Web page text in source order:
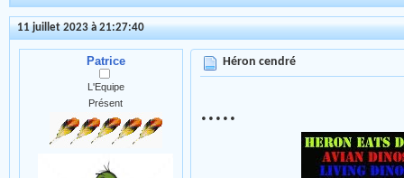
11 juillet 2023 à 21:27:40
Patrice
L'Equipe
Présent
Héron cendré
.....